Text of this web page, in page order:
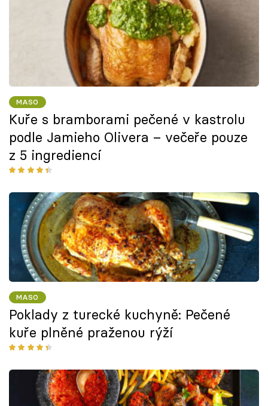
MASO
Kuře s bramborami pečené v kastrolu
podle Jamieho Olivera – večeře pouze
z 5 ingrediencí
MASO
Poklady z turecké kuchyně: Pečené
kuře plněné praženou rýží